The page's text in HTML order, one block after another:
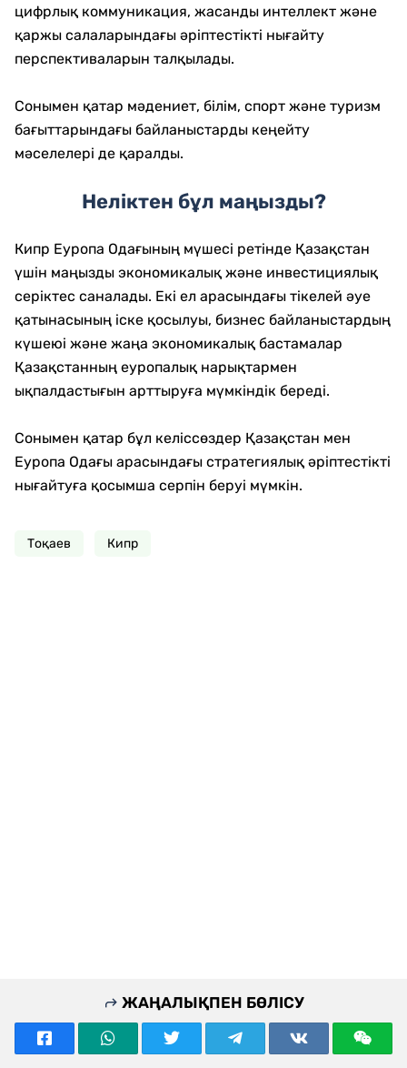
цифрлық коммуникация, жасанды интеллект және
қаржы салаларындағы әріптестікті нығайту
перспективаларын талқылады.
Сонымен қатар мәдениет, білім, спорт және туризм
бағыттарындағы байланыстарды кеңейту
мәселелері де қаралды.
Неліктен бұл маңызды?
Кипр Еуропа Одағының мүшесі ретінде Қазақстан
үшін маңызды экономикалық және инвестициялық
серіктес саналады. Екі ел арасындағы тікелей әуе
қатынасының іске қосылуы, бизнес байланыстардың
күшеюі және жаңа экономикалық бастамалар
Қазақстанның еуропалық нарықтармен
ықпалдастығын арттыруға мүмкіндік береді.
Сонымен қатар бұл келіссөздер Қазақстан мен
Еуропа Одағы арасындағы стратегиялық әріптестікті
нығайтуға қосымша серпін беруі мүмкін.
Тоқаев Кипр
ЖАҢАЛЫҚПЕН БӨЛІСУ